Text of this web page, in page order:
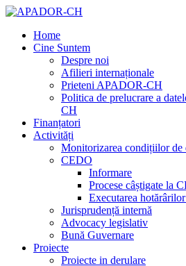
Home
Cine Suntem
Despre noi
Afilieri internaționale
Prieteni APADOR-CH
Politica de prelucrare a
CH
Finanțatori
Activități
Monitorizarea condițiilor de
CEDO
Informare
Procese câștigate la
Executarea
Jurisprudență internă
Advocacy legislativ
Bună Guvernare
Proiecte
Proiecte in derulare